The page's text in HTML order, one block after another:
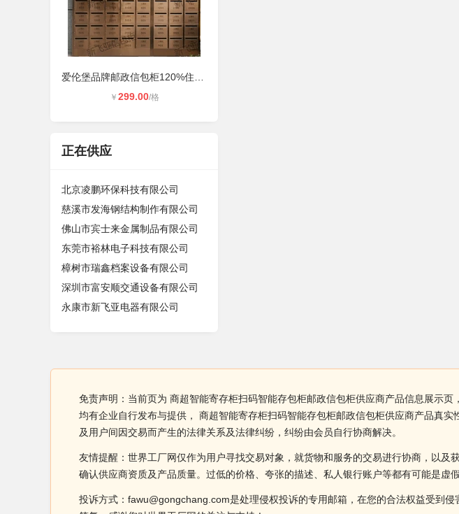
￥ 299.00/格
正在供应
北京凌鹏环保科技有限公司
慈溪市发海钢结构制作有限公司
佛山市宾士来金属制品有限公司
东莞市裕林电子科技有限公司
樟树市瑞鑫档案设备有限公司
深圳市富安顺交通设备有限公司
永康市新飞亚电器有限公司
免责声明：当前页为 商超智能寄存柜扫码智能存包柜邮政信包柜供应商产品信息展示
均有企业自行发布与提供， 商超智能寄存柜扫码智能存包柜邮政信包柜供应商产品真
及用户间因交易而产生的法律关系及法律纠纷，纠纷由会员自行协商解决。
友情提醒：世界工厂网仅作为用户寻找交易对象，就货物和服务的交易进行协商，以
确认供应商资质及产品质量。过低的价格、夸张的描述、私人银行账户等都有可能是虚
投诉方式：fawu@gongchang.com是处理侵权投诉的专用邮箱，在您的合法权益受到